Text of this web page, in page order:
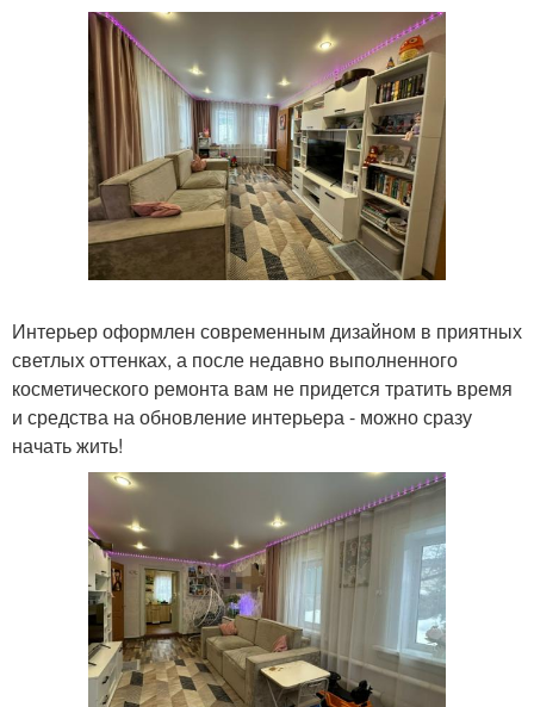
Интерьер оформлен современным дизайном в приятных
светлых оттенках, а после недавно выполненного
косметического ремонта вам не придется тратить время
и средства на обновление интерьера - можно сразу
начать жить!